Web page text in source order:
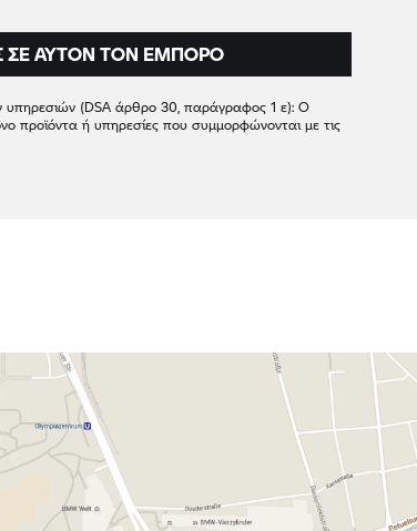
ΣΕ ΑΥΤΌΝ ΤΟΝ ΈΜΠΟΡΟ
υπηρεσιών (DSA άρθρο 30, παράγραφος 1 ε): Ο
προϊόντα ή υπηρεσίες που συμμορφώνονται με τις